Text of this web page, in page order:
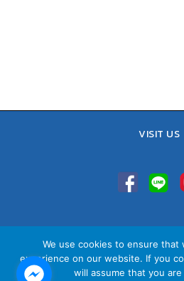
VISIT US
Sales Team :
Email :
We use cookies to ensure that
experience on our website. If you
will assume that you